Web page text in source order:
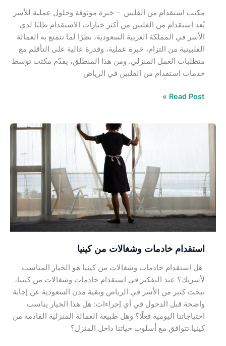
مكتب استقدام من الفلبين – خبرة موثوقة وحلول عملية للأسر
يُعد استقدام من الفلبين من أكثر خيارات الاستقدام طلبًا لدى
الأسر في المملكة العربية السعودية، نظرًا لما تتمتع به العمالة
الفلبينية من التزام، خبرة عملية، وقدرة عالية على التأقلم مع
متطلبات العمل المنزلي. ومن هذا المنطلق، يقدّم مكتب توسط
خدمات استقدام من الفلبين في الرياض
Read Post »
استقدام خادمات وشغالات من كينيا
هل استقدام خادمات وشغالات من كينيا هو الخيار المناسب
لأسرتك؟ عند التفكير في استقدام خادمات وشغالات من كينيا،
تبحث كثير من الأسر في الرياض وبقية مدن السعودية عن إجابة
واضحة قبل الدخول في أي إجراءات: هل هذا الخيار يناسب
احتياجاتنا اليومية فعلًا؟ وهل طبيعة العمالة المنزلية القادمة من
كينيا تتوافق مع أسلوب حياتنا داخل المنزل؟
كينيا